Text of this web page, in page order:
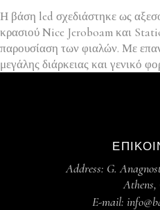
Η βάση led σχεδιάστηκε ως
κρασιού Nice Jeroboam και
παρουσίαση των φιαλών. Με
μεγάλης διάρκειας και γενικό
Address: G.
Athens,
E-mail: